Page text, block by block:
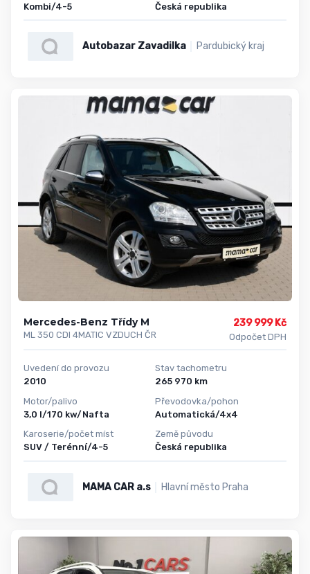
Kombi/4-5
Česká republika
Autobazar Zavadilka Pardubický kraj
Mercedes-Benz Třídy M
ML 350 CDI 4MATIC VZDUCH ČR
239 999 Kč
Odpočet DPH
Uvedení do provozu
2010
Motor/palivo
3,0 l/170 kw/Nafta
Karoserie/počet míst
SUV / Terénní/4-5
Stav tachometru
265 970 km
Převodovka/pohon
Automatická/4x4
Země původu
Česká republika
MAMA CAR a.s Hlavní město Praha